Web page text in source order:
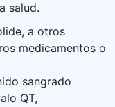
salud.
a otros
medicamentos o
sangrado
QT,